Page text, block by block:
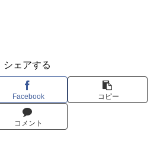
シェアする
Facebook コピー
コメント